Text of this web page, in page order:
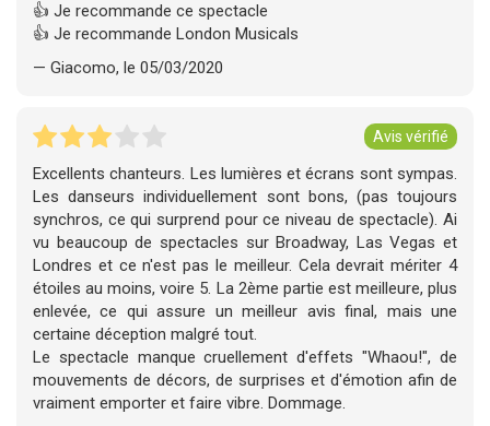
👍 Je recommande ce spectacle
👍 Je recommande London Musicals
— Giacomo, le 05/03/2020
Avis vérifié
Excellents chanteurs. Les lumières et écrans sont sympas.
Les danseurs individuellement sont bons, (pas toujours
synchros, ce qui surprend pour ce niveau de spectacle). Ai
vu beaucoup de spectacles sur Broadway, Las Vegas et
Londres et ce n'est pas le meilleur. Cela devrait mériter 4
étoiles au moins, voire 5. La 2ème partie est meilleure, plus
enlevée, ce qui assure un meilleur avis final, mais une
certaine déception malgré tout.
Le spectacle manque cruellement d'effets "Whaou!", de
mouvements de décors, de surprises et d'émotion afin de
vraiment emporter et faire vibre. Dommage.